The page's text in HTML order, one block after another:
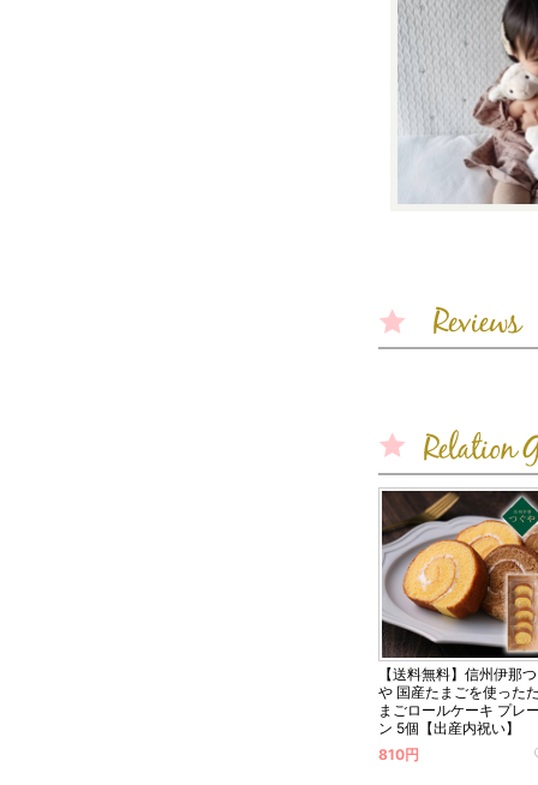
【送料無料】信州伊那
や 国産たまごを使った
まごロールケーキ プレ
ン 5個【出産内祝い】
810円